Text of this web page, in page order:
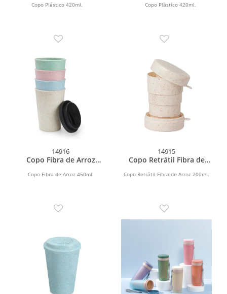
Copo Plástico 420ml. Copo Plástico 420ml.
14916
Copo Fibra de Arroz
Copo Fibra de Arroz 450ml.
14915
Copo Retrátil Fibra de
Copo Retrátil Fibra de Arroz 200ml.